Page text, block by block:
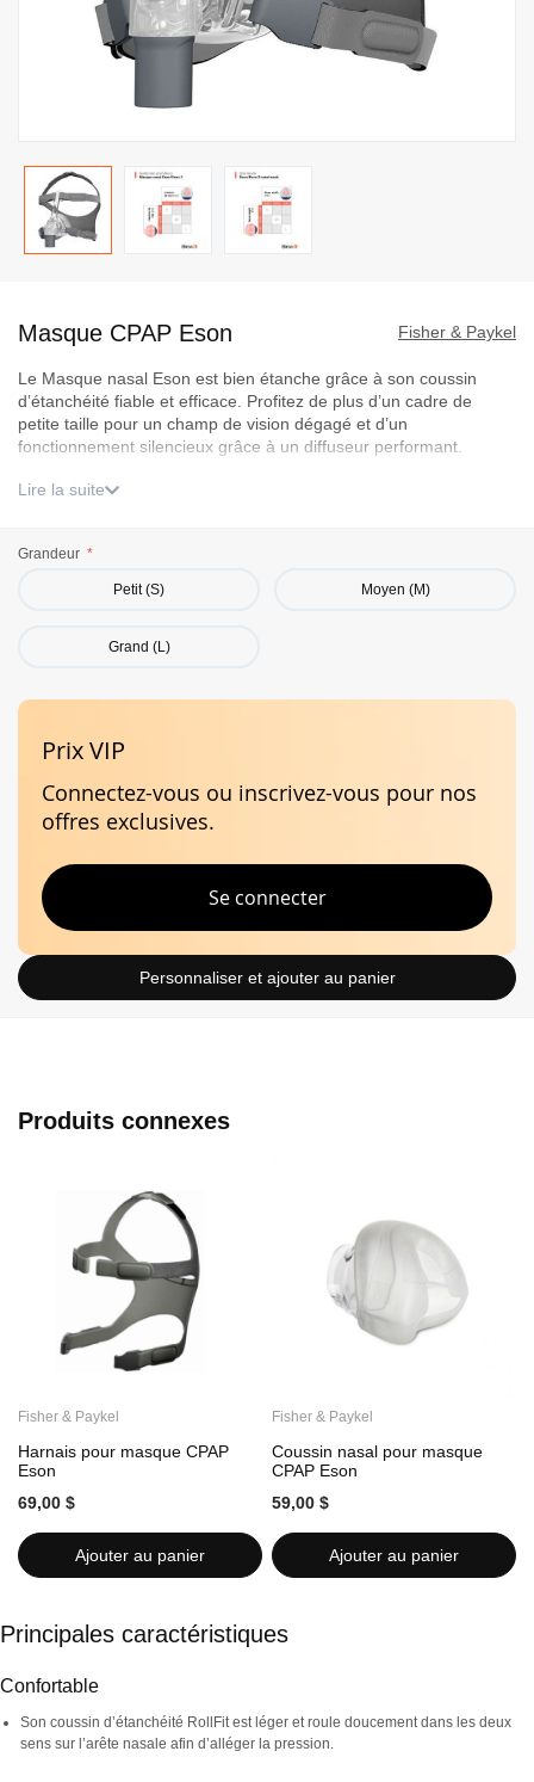
début
la
Galerie
d’images
Fisher & Paykel
Masque CPAP Eson
Le Masque nasal Eson est bien étanche grâce à son coussin
d’étanchéité fiable et efficace. Profitez de plus d’un cadre de
petite taille pour un champ de vision dégagé et d’un
fonctionnement silencieux grâce à un diffuseur performant.
Ce produit est remboursable uniquement s'il est retournée
Caractéristiques
Lire la suite
Grandeur
Petit (S) Moyen (M)
Grand (L)
Prix VIP
Connectez-vous ou inscrivez-vous pour nos
offres exclusives.
Se connecter
Personnaliser et ajouter au panier
Produits connexes
Fisher & Paykel
Harnais pour masque CPAP
Eson
69,00 $
Ajouter au panier
Fisher & Paykel
Coussin nasal pour masque
CPAP Eson
59,00 $
Ajouter au panier
Principales caractéristiques
Confortable
Son coussin d’étanchéité RollFit est léger et roule doucement dans les deux
sens sur l’arête nasale afin d’alléger la pression.